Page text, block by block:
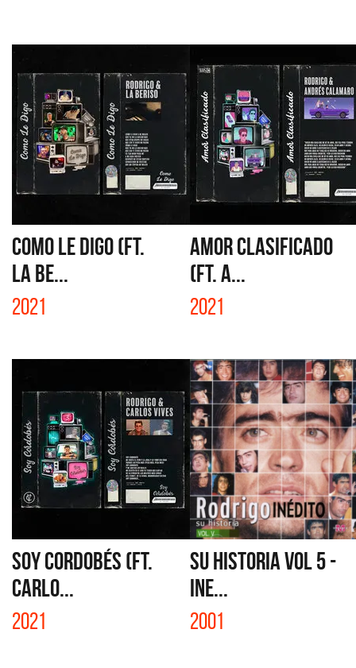
COMO LE DIGO (FT.
LA BE...
2021
AMOR CLASIFICADO
(FT. A...
2021
SOY CORDOBÉS (FT.
CARLO...
2021
SU HISTORIA VOL 5 -
INE...
2001